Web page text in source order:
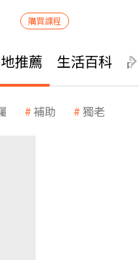
購買課程
推薦 生活百科
補助 獨老